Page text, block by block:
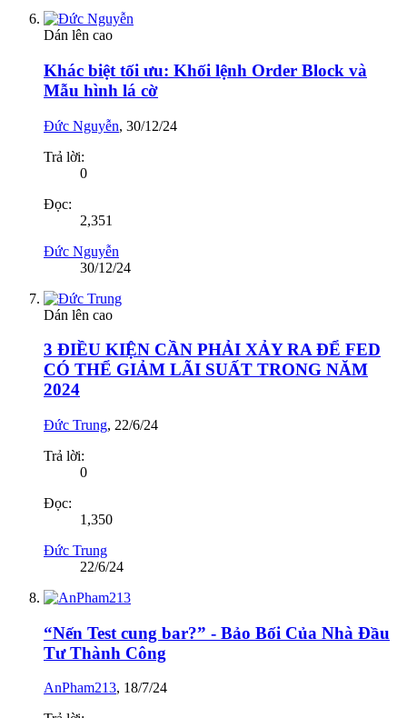
Dán lên cao
Khác biệt tối ưu: Khối lệnh Order Block và
Mẫu hình lá cờ
Đức Nguyễn, 30/12/24
Trả lời:
0
Đọc:
2,351
Đức Nguyễn
30/12/24
Dán lên cao
3 ĐIỀU KIỆN CẦN PHẢI XẢY RA ĐỂ FED
CÓ THỂ GIẢM LÃI SUẤT TRONG NĂM
2024
Đức Trung, 22/6/24
Trả lời:
0
Đọc:
1,350
Đức Trung
22/6/24
“Nến Test cung bar?” - Bảo Bối Của Nhà Đầu
Tư Thành Công
AnPham213, 18/7/24